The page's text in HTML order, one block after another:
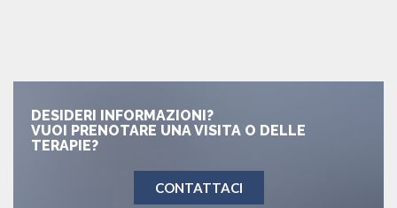
DESIDERI INFORMAZIONI?
VUOI PRENOTARE UNA VISITA O DELLE
TERAPIE?
CONTATTACI